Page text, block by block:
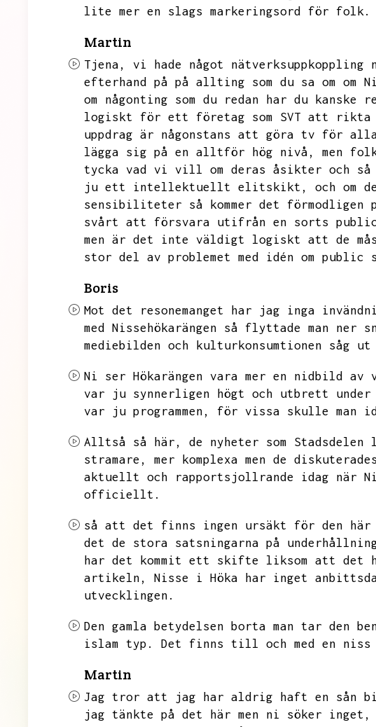
lite mer en slags markeringsord för folk.
Martin
Tjena,
vi hade något
efterhand på på allting som du sa om
om någonting som du redan har du kanske
logiskt för ett företag som SVT att
uppdrag är någonstans att göra tv för
lägga sig på en alltför hög nivå,
men
tycka vad vi vill om deras åsikter och så
ju ett intellektuellt elitskikt,
och om
sensibiliteter så kommer det
svårt att försvara utifrån en sorts public
men är det inte väldigt logiskt att de
stor del av problemet med idén om public
Boris
Mot det resonemanget har jag inga
med Nissehökarängen så flyttade man ner
mediebilden och kulturkonsumtionen såg
Ni ser Hökarängen vara mer en nidbild av
var ju synnerligen högt och utbrett under
var ju programmen,
för vissa skulle man
Alltså så här, de nyheter som Stadsdelen
stramare,
mer komplexa men de
aktuellt och rapportsjollrande idag när
officiellt.
så att det finns ingen ursäkt för den här
det de stora satsningarna på
har det kommit ett skifte liksom att det
artikeln,
Nisse i Höka har inget
utvecklingen.
Den gamla betydelsen borta man tar den
islam typ.
Det finns till och med en niss
Martin
Jag tror att jag har aldrig haft en sån
jag tänkte på det här men ni söker inget,